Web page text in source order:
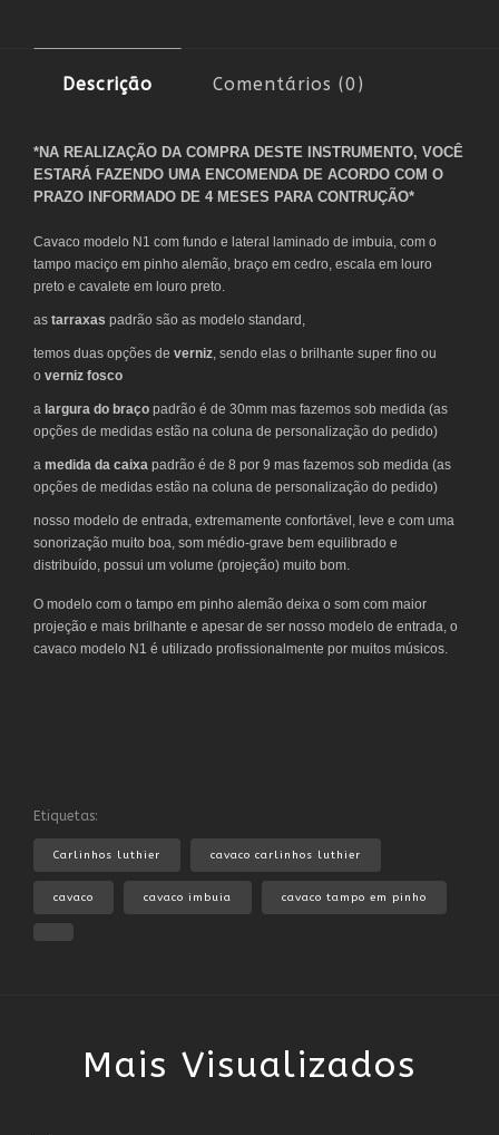
Descrição Comentários (0)
*NA REALIZAÇÃO DA COMPRA DESTE INSTRUMENTO, VOCÊ
ESTARÁ FAZENDO UMA ENCOMENDA DE ACORDO COM O
PRAZO INFORMADO DE 4 MESES PARA CONTRUÇÃO*
Cavaco modelo N1 com fundo e lateral laminado de imbuia, com o
tampo maciço em pinho alemão, braço em cedro, escala em louro
preto e cavalete em louro preto.
as tarraxas padrão são as modelo standard,
temos duas opções de verniz, sendo elas o brilhante super fino ou
o verniz fosco
a largura do braço padrão é de 30mm mas fazemos sob medida (as
opções de medidas estão na coluna de personalização do pedido)
a medida da caixa padrão é de 8 por 9 mas fazemos sob medida (as
opções de medidas estão na coluna de personalização do pedido)
nosso modelo de entrada, extremamente confortável, leve e com uma
sonorização muito boa, som médio-grave bem equilibrado e
distribuído, possui um volume (projeção) muito bom.
O modelo com o tampo em pinho alemão deixa o som com maior
projeção e mais brilhante e apesar de ser nosso modelo de entrada, o
cavaco modelo N1 é utilizado profissionalmente por muitos músicos.
Etiquetas:
Carlinhos luthier cavaco carlinhos luthier
cavaco cavaco imbuia cavaco tampo em pinho
Mais Visualizados